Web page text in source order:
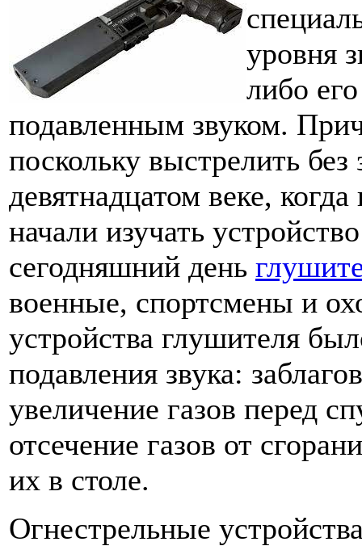
уровня
либо
подавленным звуком.
поскольку выстрелить
девятнадцатом веке,
начали изучать
сегодняшний день
военные, спортсмены и
устройства глушителя
подавления звука:
увеличение газов перед
отсечение газов от
их в столе.
Огнестрельные